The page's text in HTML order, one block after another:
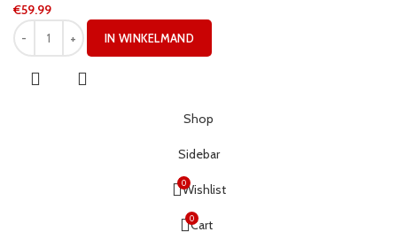
€59.99
IN WINKELMAND
Shop
Sidebar
0Wishlist
0Cart